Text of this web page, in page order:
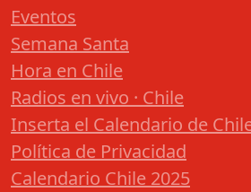
Eventos
Semana Santa
Hora en Chile
Radios en vivo · Chile
Inserta el Calendario de
Política de Privacidad
Calendario Chile 2025